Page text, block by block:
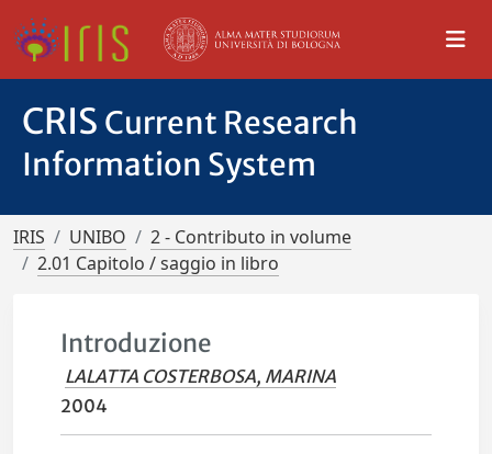
CRIS Current Research
Information System
IRIS UNIBO
2 - Contributo in volume
2.01 Capitolo / saggio in libro
Introduzione
LALATTA COSTERBOSA, MARINA
2004